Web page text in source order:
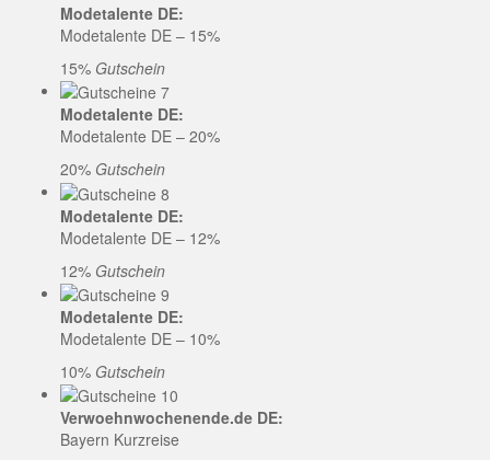
Modetalente DE:
Modetalente DE – 15%
15% Gutschein
Modetalente DE:
Modetalente DE – 20%
20% Gutschein
Modetalente DE:
Modetalente DE – 12%
12% Gutschein
Modetalente DE:
Modetalente DE – 10%
10% Gutschein
Verwoehnwochenende.de DE:
Bayern Kurzreise